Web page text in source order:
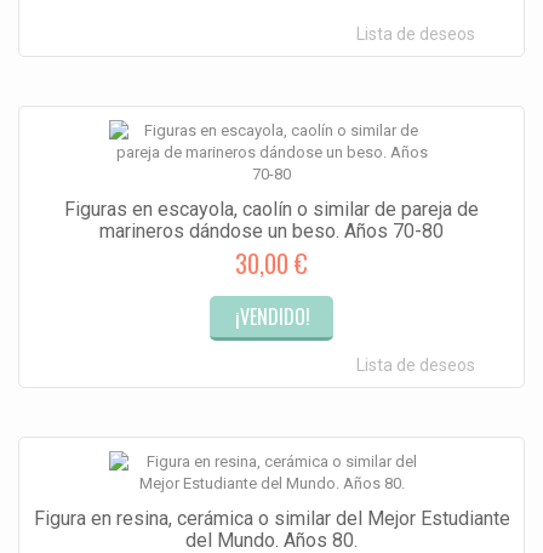
Lista de deseos
Figuras en escayola, caolín o similar de pareja de
marineros dándose un beso. Años 70-80
30,00 €
¡VENDIDO!
Lista de deseos
Figura en resina, cerámica o similar del Mejor Estudiante
del Mundo. Años 80.